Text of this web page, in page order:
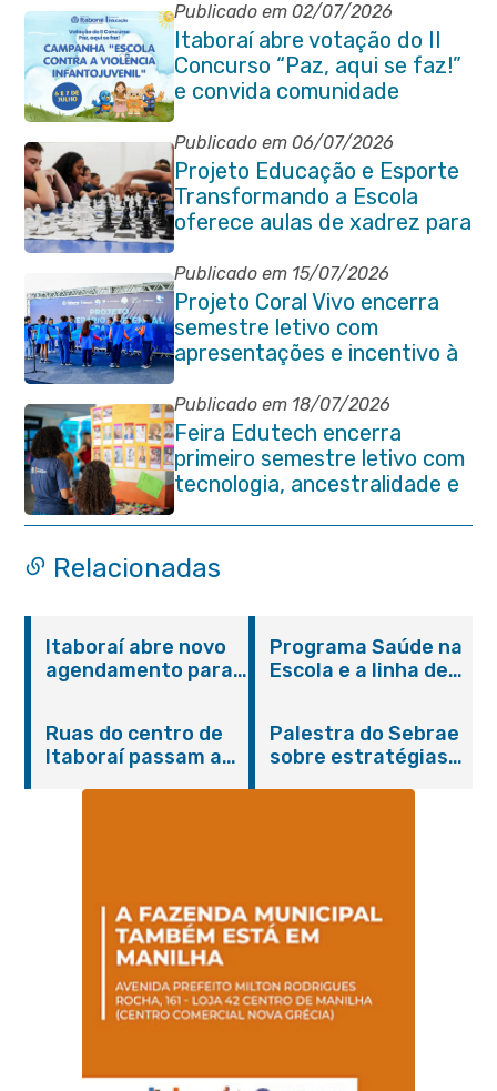
Publicado em 02/07/2026
Itaboraí abre votação do II
Concurso “Paz, aqui se faz!”
e convida comunidade
Publicado em 06/07/2026
Projeto Educação e Esporte
Transformando a Escola
oferece aulas de xadrez para
alunos da rede municipal
Publicado em 15/07/2026
Projeto Coral Vivo encerra
semestre letivo com
apresentações e incentivo à
preservação ambiental em
Itaboraí
Publicado em 18/07/2026
Feira Edutech encerra
primeiro semestre letivo com
tecnologia, ancestralidade e
protagonismo estudantil em
Itaboraí
Relacionadas
Itaboraí abre novo
agendamento para
Programa Saúde na
Escola e a linha de
promovem
conscientização
sobre hanseníase
Ruas do centro de
Itaboraí passam a
Palestra do Sebrae
sobre estratégias